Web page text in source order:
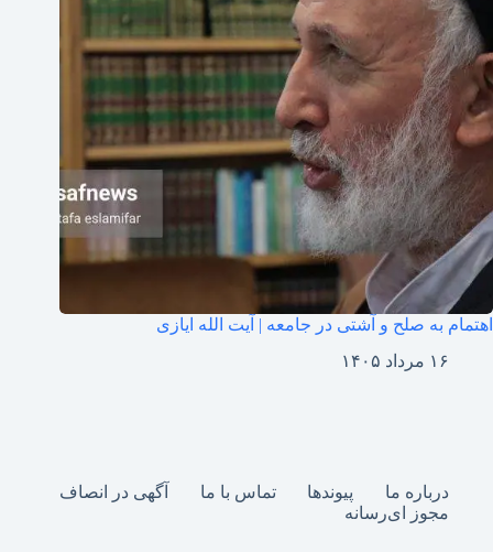
اهتمام به صلح و آشتی در جامعه | آیت الله ایازی
۱۶ مرداد ۱۴۰۵
درباره ما پیوندها تماس با ما
آگهی در انصاف
مجوز ای‌رسانه